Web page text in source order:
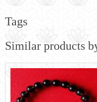
Tags
Similar products